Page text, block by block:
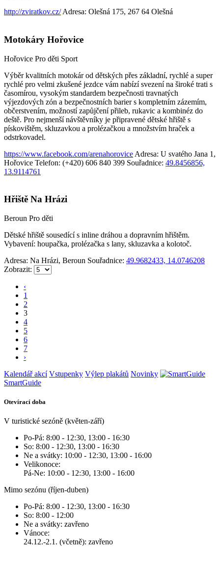
http://zviratkov.cz/ Adresa: Olešná 175, 267 64 Olešná
Motokáry Hořovice
Hořovice Pro děti Sport
Výběr kvalitních motokár od dětských přes základní, rychlé a super
rychlé pro velmi zkušené jezdce vám nabízí svezení na široké trati s
časomírou, vysokým standardem bezpečnosti travnatých
výjezdových zón a bezpečnostních barier s kompletním zázemím,
občerstvením, možností zapůjčení přileb, rukavic a kombinéz do
deště. Pro nejmenší návštěvníky je připravené dětské hřiště s
pískovištěm, skluzavkou a prolézačkou a množstvím hraček a
odstrkovadel.
https://www.facebook.com/arenahorovice Adresa: U svatého Jana 1,
Hořovice Telefon: (+420) 606 840 399 Souřadnice: 49.8456856,
13.9114761
Hřiště Na Hrázi
Beroun Pro děti
Dětské hřiště sousedící s inline dráhou a dopravním hřištěm.
Vybavení: houpačka, prolézačka s lany, skluzavka a kolotoč.
Adresa: Na Hrázi, Beroun Souřadnice: 49.9682433, 14.0746208
Zobrazit:
‹
1
2
3
4
5
6
7
›
Kalendář akcí Vstupenky Výlep plakátů Novinky
SmartGuide
Otevírací doba
V turistické sezóně (květen-září)
Po-Pá: 8:00 - 12:30, 13:00 - 16:30
So: 8:00 - 12:30, 13:00 - 16:30
Ne a svátky: 10:00 - 12:30, 13:00 - 16:00
Velikonoce:
Pá-Ne: 10:00 - 12:30, 13:00 - 16:00
Mimo sezónu (říjen-duben)
Po-Pá: 8:00 - 12:30, 13:00 - 16:30
So: 8:00 - 12:00
Ne a svátky: zavřeno
Vánoce:
24.12.-2.1. (včetně): zavřeno